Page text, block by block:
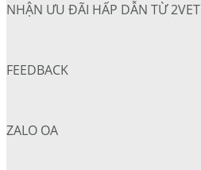
NHẬN ƯU ĐÃI HẤP DẪN TỪ 2VET
FEEDBACK
ZALO OA